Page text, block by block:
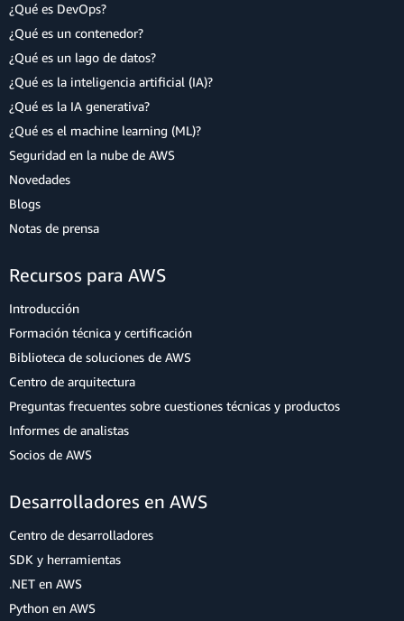
¿Qué es DevOps?
¿Qué es un contenedor?
¿Qué es un lago de datos?
¿Qué es la inteligencia artificial (IA)?
¿Qué es la IA generativa?
¿Qué es el machine learning (ML)?
Seguridad en la nube de AWS
Novedades
Blogs
Notas de prensa
Recursos para AWS
Introducción
Formación técnica y certificación
Biblioteca de soluciones de AWS
Centro de arquitectura
Preguntas frecuentes sobre cuestiones técnicas y productos
Informes de analistas
Socios de AWS
Desarrolladores en AWS
Centro de desarrolladores
SDK y herramientas
.NET en AWS
Python en AWS